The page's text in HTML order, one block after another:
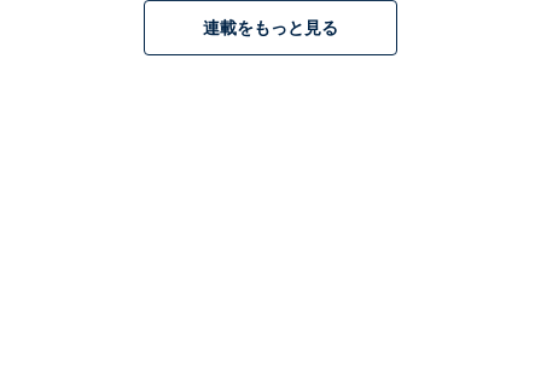
連載をもっと見る